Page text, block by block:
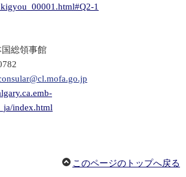
1
総領事館
index.html
このページのトップへ戻る